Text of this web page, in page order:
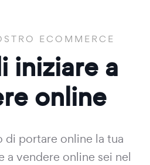
ECOMMERCE
iniziare a
online
di portare online la tua
a vendere online sei nel